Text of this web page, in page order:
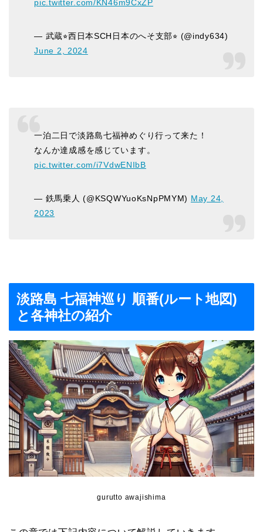
pic.twitter.com/KN46m9CxZP
— 武蔵⭐︎西日本SCH日本のへそ支部⭐︎ (@indy634)
June 2, 2024
一泊二日で淡路島七福神めぐり行って来た！
なんか達成感を感じています。
pic.twitter.com/i7VdwENIbB
— 鉄馬乗人 (@KSQWYuoKsNpPMYM) May 24,
2023
淡路島 七福神巡り 順番(ルート地図)
と各神社の紹介
gurutto awajishima